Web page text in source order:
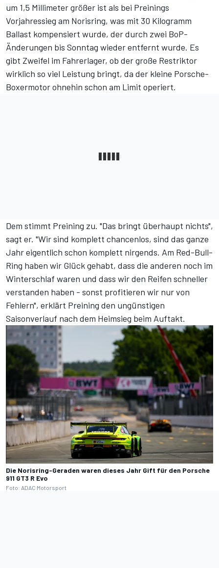
um 1,5 Millimeter größer ist als bei Preinings
Vorjahressieg am Norisring, was mit 30 Kilogramm
Ballast kompensiert wurde, der durch zwei BoP-
Änderungen bis Sonntag wieder entfernt wurde. Es
gibt Zweifel im Fahrerlager, ob der große Restriktor
wirklich so viel Leistung bringt, da der kleine Porsche-
Boxermotor ohnehin schon am Limit operiert.
Dem stimmt Preining zu. "Das bringt überhaupt nichts",
sagt er. "Wir sind komplett chancenlos, sind das ganze
Jahr eigentlich schon komplett nirgends. Am Red-Bull-
Ring haben wir Glück gehabt, dass die anderen noch im
Winterschlaf waren und dass wir den Reifen schneller
verstanden haben - sonst profitieren wir nur von
Fehlern", erklärt Preining den ungünstigen
Saisonverlauf nach dem Heimsieg beim Auftakt.
Die Norisring-Geraden waren dieses Jahr Gift für den Porsche
911 GT3 R Evo
Foto: ADAC Motorsport